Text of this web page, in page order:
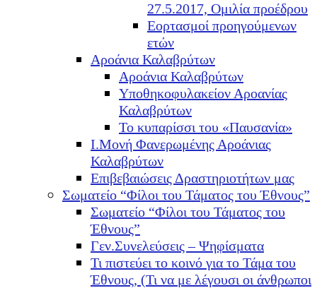
27.5.2017, Ομιλία προέδρου
Εορτασμοί προηγούμενων
ετών
Αροάνια Καλαβρύτων
Αροάνια Καλαβρύτων
Υποθηκοφυλακείον Αροανίας
Καλαβρύτων
Το κυπαρίσσι του «Παυσανία»
Ι.Μονή Φανερωμένης Αροάνιας
Καλαβρύτων
Επιβεβαιώσεις Δραστηριοτήτων μας
Σωματείο “Φίλοι του Τάματος του Έθνους”
Σωματείο “Φίλοι του Τάματος του
Έθνους”
Γεν.Συνελεύσεις – Ψηφίσματα
Τι πιστεύει το κοινό για το Τάμα του
Έθνους, (Τι να με λέγουσι οι άνθρωποι